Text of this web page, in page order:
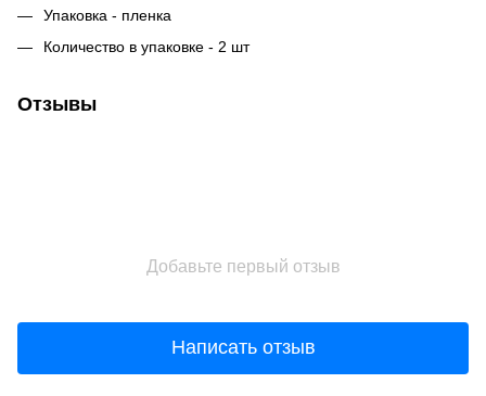
Упаковка - пленка
Количество в упаковке - 2 шт
Отзывы
Добавьте первый отзыв
Написать отзыв